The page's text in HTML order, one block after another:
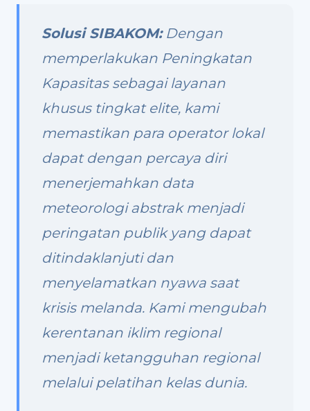
Solusi SIBAKOM:Dengan
memperlakukan Peningkatan
Kapasitas sebagai layanan
khusus tingkat elite, kami
memastikan para operator lokal
dapat dengan percaya diri
menerjemahkan data
meteorologi abstrak menjadi
peringatan publik yang dapat
ditindaklanjuti dan
menyelamatkan nyawa saat
krisis melanda. Kami mengubah
kerentanan iklim regional
menjadi ketangguhan regional
melalui pelatihan kelas dunia.